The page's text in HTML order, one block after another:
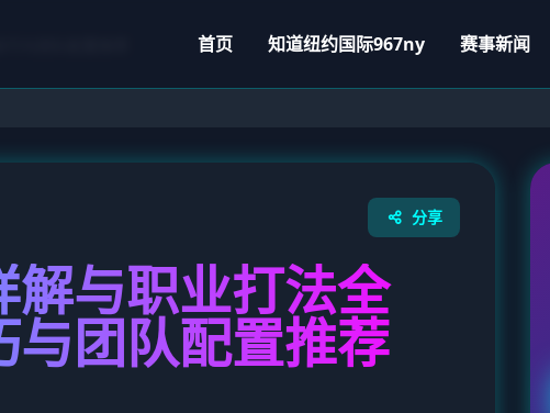
首页 知道纽约国际967ny 赛事新闻
与团队配置推荐
分享
与职业打法全
团队配置推荐